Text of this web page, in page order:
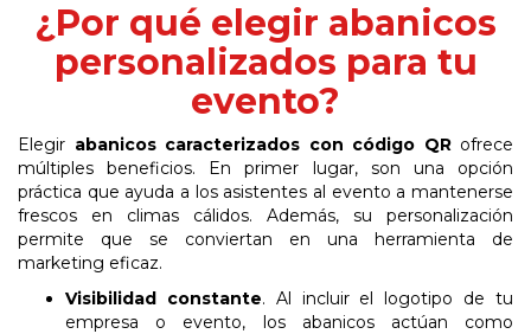
¿Por qué elegir abanicos
personalizados para tu
evento?
Elegir abanicos caracterizados con código QR ofrece
múltiples beneficios. En primer lugar, son una opción
práctica que ayuda a los asistentes al evento a mantenerse
frescos en climas
cálidos. Además, su
personalización
permite
que se conviertan en una herramienta
de
marketing eficaz.
Visibilidad constante. Al incluir el logotipo de tu
empresa
o evento, los
abanicos actúan como